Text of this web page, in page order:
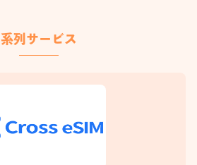
系列サービス